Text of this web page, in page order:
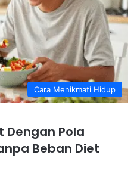
Cara Menikmati Hidup
Dengan Pola
Beban Diet